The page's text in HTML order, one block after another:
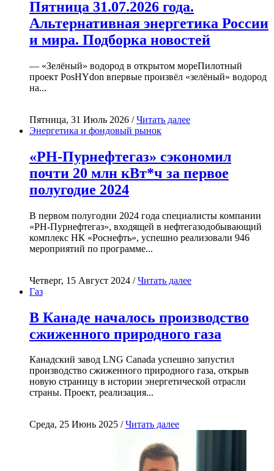
Пятница 31.07.2026 года.
Альтернативная энергетика России
и мира. Подборка новостей
— «Зелёный» водород в открытом мореПилотный
проект PosHYdon впервые произвёл «зелёный» водород
на...
Пятница, 31 Июль 2026 /Читать далее
Энергетика и фондовый рынок
«РН-Пурнефтегаз» сэкономил
почти 20 млн кВт*ч за первое
полугодие 2024
В первом полугодии 2024 года специалисты компании
«РН-Пурнефтегаз», входящей в нефтегазодобывающий
комплекс НК «Роснефть», успешно реализовали 946
мероприятий по программе...
Четверг, 15 Август 2024 /Читать далее
Газ
В Канаде началось производство
сжиженного природного газа
Канадский завод LNG Canada успешно запустил
производство сжиженного природного газа, открыв
новую страницу в истории энергетической отрасли
страны. Проект, реализация...
Среда, 25 Июнь 2025 /Читать далее